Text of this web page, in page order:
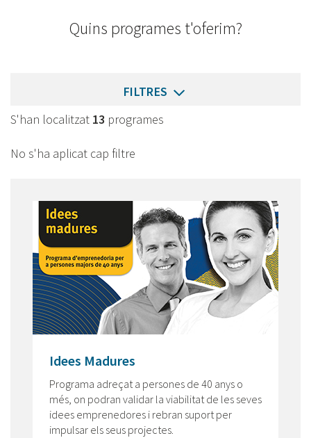
Quins programes t'oferim?
FILTRES
S'han localitzat 13 programes
No s'ha aplicat cap filtre
Idees Madures
Programa adreçat a persones de 40 anys o
més, on podran validar la viabilitat de les seves
idees emprenedores i rebran suport per
impulsar els seus projectes.